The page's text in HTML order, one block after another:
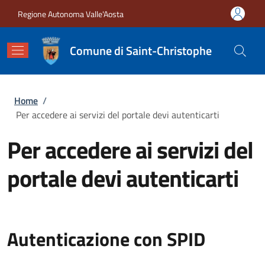
Regione Autonoma Valle'Aosta
Comune di Saint-Christophe
Briciole di pane
Home /
Per accedere ai servizi del portale devi autenticarti
Per accedere ai servizi del
portale devi autenticarti
Autenticazione con SPID